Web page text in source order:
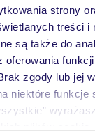
strony
treści i
są także do
oferowania
zgody lub jej
niektóre funkcje